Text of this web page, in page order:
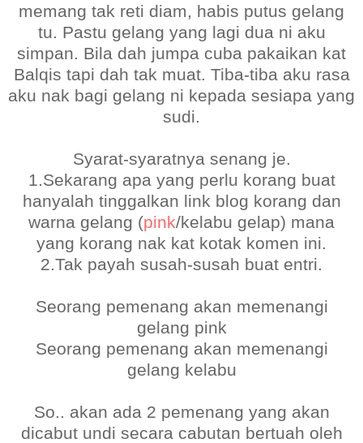
memang tak reti diam, habis putus gelang
tu. Pastu gelang yang lagi dua ni aku
simpan. Bila dah jumpa cuba pakaikan kat
Balqis tapi dah tak muat. Tiba-tiba aku rasa
aku nak bagi gelang ni kepada sesiapa yang
sudi.
Syarat-syaratnya senang je.
1.Sekarang apa yang perlu korang buat
hanyalah tinggalkan link blog korang dan
warna gelang (pink/kelabu gelap) mana
yang korang nak kat kotak komen ini.
2.Tak payah susah-susah buat entri.
Seorang pemenang akan memenangi
gelang pink
Seorang pemenang akan memenangi
gelang kelabu
So.. akan ada 2 pemenang yang akan
dicabut undi secara cabutan bertuah oleh